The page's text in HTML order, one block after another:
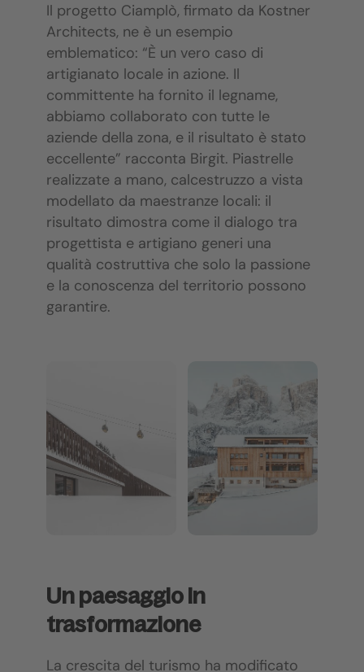
Il progetto Ciamplò, firmato da Kostner
Architects, ne è un esempio
emblematico: “È un vero caso di
artigianato locale in azione. Il
committente ha fornito il legname,
abbiamo collaborato con tutte le
aziende della zona, e il risultato è stato
eccellente” racconta Birgit. Piastrelle
realizzate a mano, calcestruzzo a vista
modellato da maestranze locali: il
risultato dimostra come il dialogo tra
progettista e artigiano generi una
qualità costruttiva che solo la passione
e la conoscenza del territorio possono
garantire.
Un paesaggio in
trasformazione
La crescita del turismo ha modificato